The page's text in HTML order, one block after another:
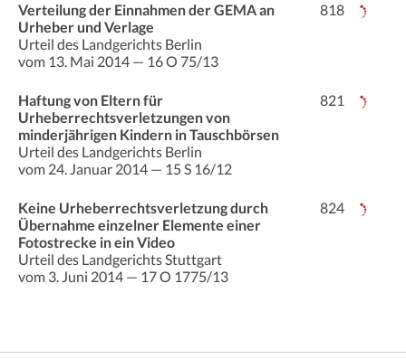
Verteilung der Einnahmen der GEMA an
Urheber und Verlage
Urteil des Landgerichts Berlin
vom 13. Mai 2014 — 16 O 75/13
818
Haftung von Eltern für
Urheberrechtsverletzungen von
minderjährigen Kindern in Tauschbörsen
Urteil des Landgerichts Berlin
vom 24. Januar 2014 — 15 S 16/12
821
Keine Urheberrechtsverletzung durch
Übernahme einzelner Elemente einer
Fotostrecke in ein Video
Urteil des Landgerichts Stuttgart
vom 3. Juni 2014 — 17 O 1775/13
824